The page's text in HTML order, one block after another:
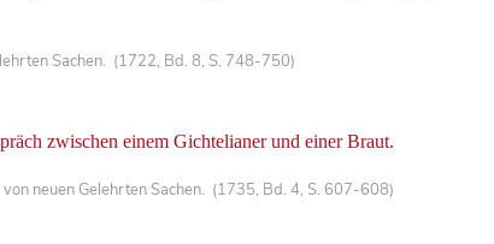
Sachen. (1722, Bd. 8, S. 748-750)
zwischen einem Gichtelianer und einer Braut.
neuen Gelehrten Sachen. (1735, Bd. 4, S. 607-608)